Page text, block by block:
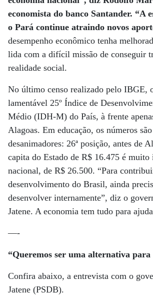
economista do banco Santander. “A
o Pará continue atraindo novos
desempenho econômico tenha
lida com a difícil missão de conseguir
realidade social.
No último censo realizado pelo IBGE,
lamentável 25º Índice de
Médio (IDH-M) do País, à frente
Alagoas. Em educação, os números
desanimadores: 26ª posição, antes de
capita do Estado de R$ 16.475 é
nacional, de R$ 26.500. “Para
desenvolvimento do Brasil, ainda
desenvolver internamente”, diz o
Jatene. A economia tem tudo para
—-
“Queremos ser uma alternativa para
Confira abaixo, a entrevista com o
Jatene (PSDB).